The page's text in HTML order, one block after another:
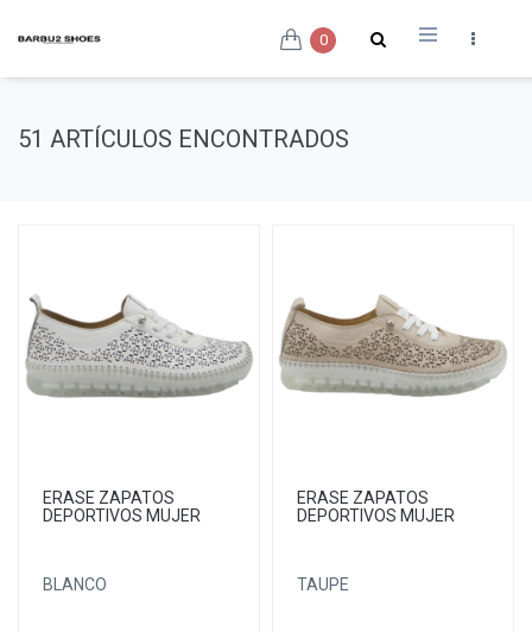
0
51 ARTÍCULOS ENCONTRADOS
ERASE ZAPATOS
DEPORTIVOS MUJER
BLANCO
ERASE ZAPATOS
DEPORTIVOS MUJER
TAUPE